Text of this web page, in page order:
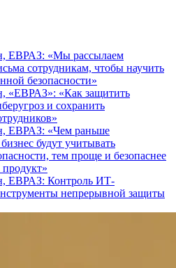
ЕВРАЗ: «Мы рассылаем
сотрудникам, чтобы научить
безопасности»
«ЕВРАЗ»: «Как защитить
и сохранить
ЕВРАЗ: «Чем раньше
будут учитывать
тем проще и безопаснее
ЕВРАЗ: Контроль ИТ-
непрерывной защиты